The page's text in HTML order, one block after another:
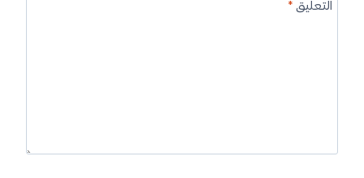
التعليق*